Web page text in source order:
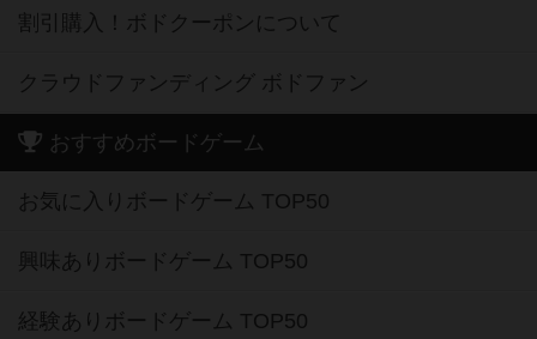
割引購入！ボドクーポンについて
クラウドファンディング ボドファン
おすすめボードゲーム
お気に入りボードゲーム TOP50
興味ありボードゲーム TOP50
経験ありボードゲーム TOP50